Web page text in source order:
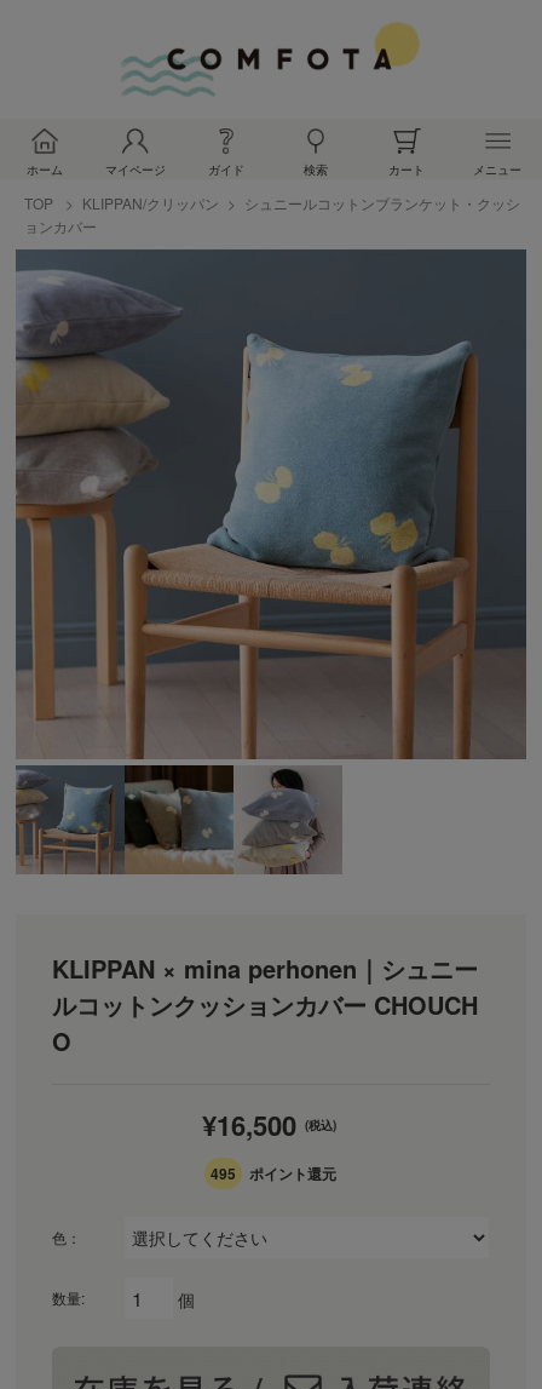
ホーム マイページ ガイド 検索 カート メニュー
TOP KLIPPAN/クリッパン
シュニールコットンブランケット・クッシ
ョンカバー
KLIPPAN × mina perhonen｜シュニー
ルコットンクッションカバー CHOUCH
O
¥16,500 (税込)
495 ポイント還元
色：
数量: 個